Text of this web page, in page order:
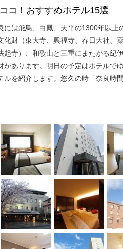
コ！おすすめホテル15選
には飛鳥、白鳳、天平の1300年以上
化財（東大寺、興福寺、春日大社、
起寺）、和歌山と三重にまたがる紀
があります。明日の予定はホテルで
を紹介します。悠久の時「奈良時